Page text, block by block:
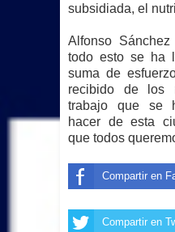
subsidiada, el
Alfonso Sánchez
todo esto se ha
suma de
recibido de los
trabajo que se
hacer de esta
que todos
Compartir en
Compartir en